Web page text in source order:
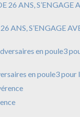
ANS, S’ENGAGE
en poule3 pour